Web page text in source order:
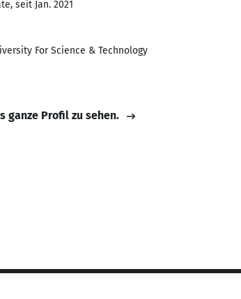
seit Jan. 2021
For Science & Technology
ganze Profil zu sehen.